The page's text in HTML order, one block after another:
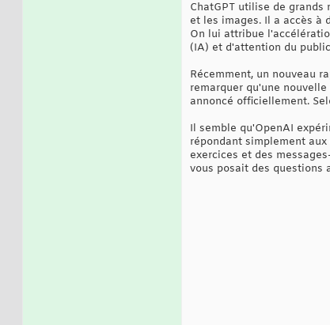
ChatGPT utilise de
et les images. Il a accès
On lui attribue
(IA) et d'attention du
Récemment, un nouveau
remarquer qu'une
annoncé officiellement.
Il semble qu'OpenAI
répondant simplement
exercices et des
vous posait des questions